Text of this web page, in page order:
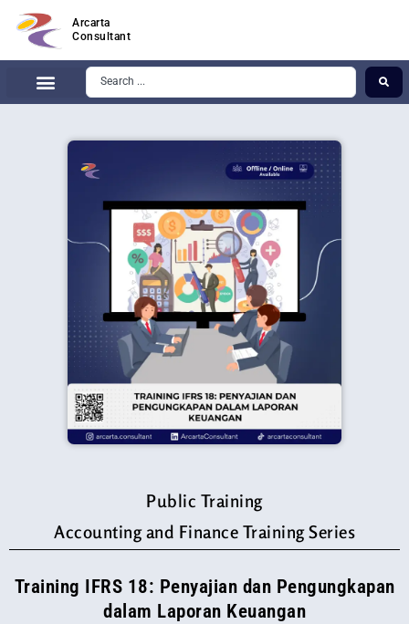
Arcarta
Consultant
Public Training
Accounting and Finance Training Series
Training IFRS 18: Penyajian dan Pengungkapan
dalam Laporan Keuangan